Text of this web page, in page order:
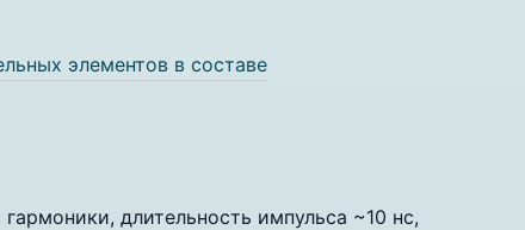
элементов в составе
длительность импульса ~10 нс,